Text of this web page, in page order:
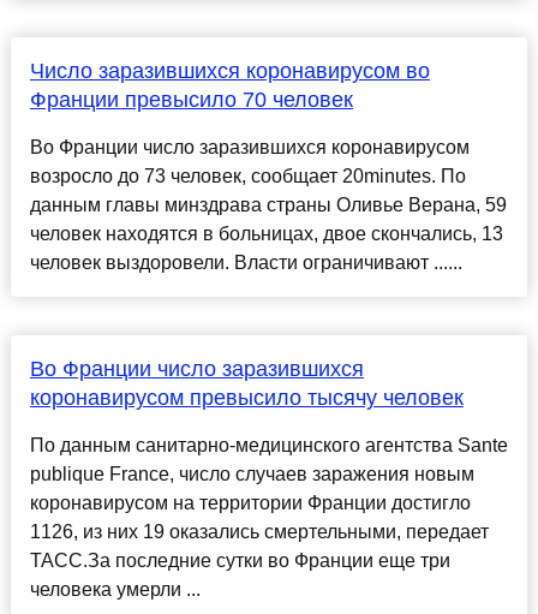
Число заразившихся коронавирусом во
Франции превысило 70 человек
Во Франции число заразившихся коронавирусом
возросло до 73 человек, сообщает 20minutes. По
данным главы минздрава страны Оливье Верана, 59
человек находятся в больницах, двое скончались, 13
человек выздоровели. Власти ограничивают ......
Во Франции число заразившихся
коронавирусом превысило тысячу человек
По данным санитарно-медицинского агентства Sante
publique France, число случаев заражения новым
коронавирусом на территории Франции достигло
1126, из них 19 оказались смертельными, передает
ТАСС.За последние сутки во Франции еще три
человека умерли ...